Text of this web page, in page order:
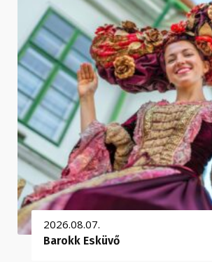
2026.08.07.
Barokk Esküvő